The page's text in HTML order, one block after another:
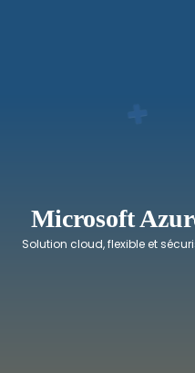
Microsoft
Solution cloud, flexible et